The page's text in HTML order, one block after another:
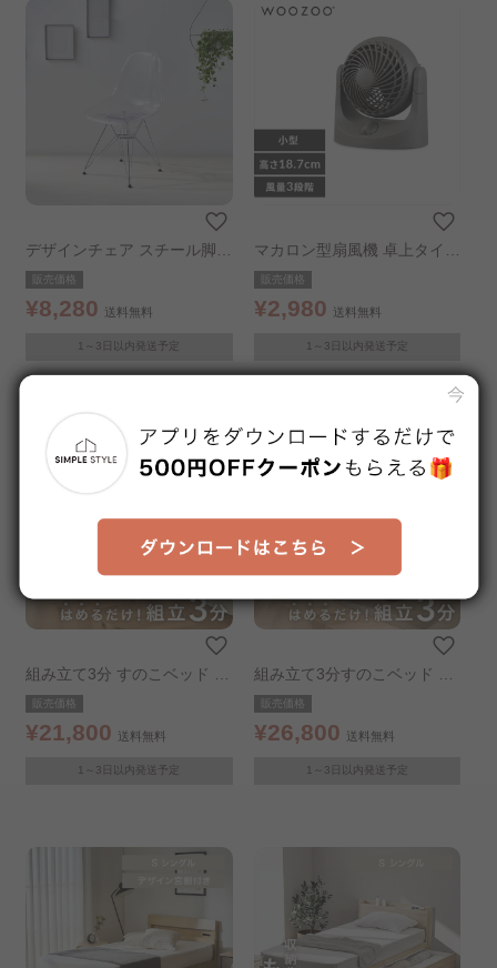
デザインチェア スチール脚
クリア
販売価格
¥8,280 送料無料
1～3日以内発送予定
マカロン型扇風機 卓上タイプ
グレー
販売価格
¥2,980 送料無料
1～3日以内発送予定
組み立て3分 すのこベッド シ
ングル ナチュラル
販売価格
¥21,800 送料無料
1～3日以内発送予定
組み立て3分すのこベッド シ
ンプル宮棚付き シングル ナ
チュラル
販売価格
¥26,800 送料無料
1～3日以内発送予定